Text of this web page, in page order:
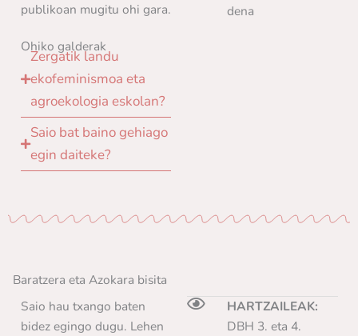
publikoan mugitu ohi gara.
Ohiko galderak
Zergatik landu
ekofeminismoa eta
agroekologia eskolan?
Saio bat baino gehiago
egin daiteke?
dena
Baratzera eta Azokara bisita
Saio hau txango baten
bidez egingo dugu. Lehen
HARTZAILEAK:
DBH 3. eta 4.